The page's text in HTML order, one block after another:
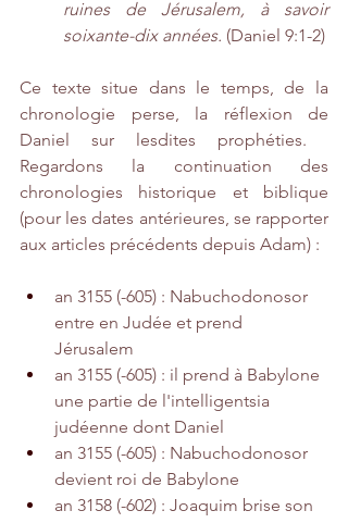
ruines de Jérusalem, à savoir
soixante-dix années. (Daniel 9:1-2)
Ce texte situe dans le temps, de la
chronologie perse, la réflexion de
Daniel sur lesdites prophéties. ​​​​​​
Regardons la continuation des
chronologies historique et biblique
(pour les dates antérieures, se rapporter
aux articles précédents depuis Adam) :
an 3155 (-605) : Nabuchodonosor
entre en Judée et prend
Jérusalem
an 3155 (-605) : il prend à Babylone
une partie de l'intelligentsia
judéenne dont Daniel
an 3155 (-605) : Nabuchodonosor
devient roi de Babylone
an 3158 (-602) : Joaquim brise son